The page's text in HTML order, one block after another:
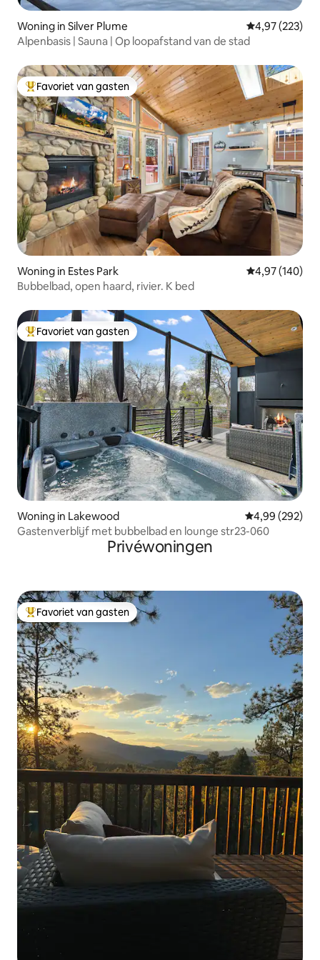
Woning in Silver Plume Gemiddelde
4,97 (223)
Alpenbasis | Sauna | Op loopafstand van de stad
Topfavoriet van gasten
Favoriet van gasten
Woning in Estes Park Gemiddelde
4,97 (140)
Bubbelbad, open haard, rivier. K bed
Topfavoriet van gasten
Favoriet van gasten
Woning in Lakewood Gemiddelde
4,99 (292)
Gastenverblijf met bubbelbad en lounge str23-060
Privéwoningen
Topfavoriet van gasten
Favoriet van gasten